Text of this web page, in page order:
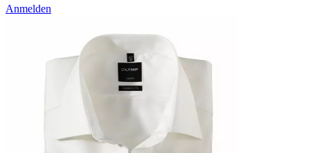
Anmelden